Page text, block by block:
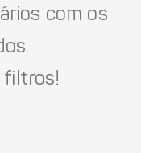
com os
filtros!